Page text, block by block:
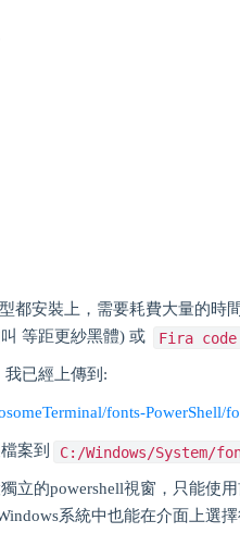
都安裝上，需要耗費大量的時
等距更紗黑體) 或 Fira code
已經上傳到:
fonts-PowerShell/
案到 C:/Windows/System/
立的powershell視窗，只能使
系統中也能在介面上選擇